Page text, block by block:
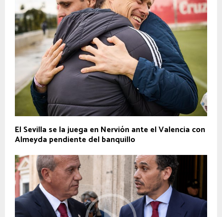
El Sevilla se la juega en Nervión ante el Valencia con
Almeyda pendiente del banquillo